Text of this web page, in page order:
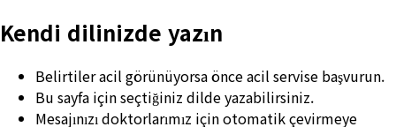
Kendi dilinizde yazın
Belirtiler acil görünüyorsa önce acil servise başvurun.
Bu sayfa için seçtiğiniz dilde yazabilirsiniz.
Mesajınızı doktorlarımız için otomatik çevirmeye